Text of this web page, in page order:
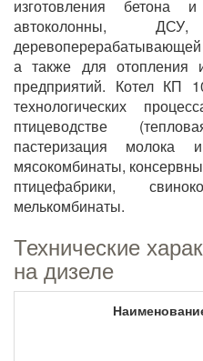
изготовления
автоколонны,
а также для отопления
предприятий. Котел КП
технологических
птицеводстве
пастеризация
мясокомбинаты,
птицефабрики,
мелькомбинаты.
Технические
на дизеле